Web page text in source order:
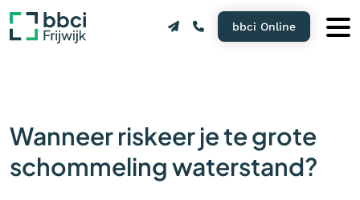
bbci Online
Wanneer riskeer je te grote
schommeling waterstand?